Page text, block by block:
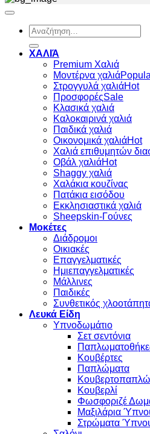
Αναζήτηση
για:
ΧΑΛΙΆ
Premium Χαλιά
Μοντέρνα χαλιά
Στρογγυλά χαλιά
Προσφορές
Κλασικά χαλιά
Καλοκαιρινά χαλιά
Παιδικά χαλιά
Οικονομικά χαλιά
Χαλιά επιθυμητών
Οβάλ χαλιά
Shaggy χαλιά
Χαλάκια κουζίνας
Πατάκια εισόδου
Εκκλησιαστικά χαλιά
Sheepskin-Γούνες
Μοκέτες
Διάδρομοι
Οικιακές
Επαγγελματικές
Ημιεπαγγελματικές
Μάλλινες
Παιδικές
Συνθετικός
Λευκά Είδη
Υπνοδωμάτιο
Σετ σεντόνια
Κουβέρτες
Παπλώματα
Κουβερλί
Φωσφοριζέ
Μαξιλάρια
Στρώματα